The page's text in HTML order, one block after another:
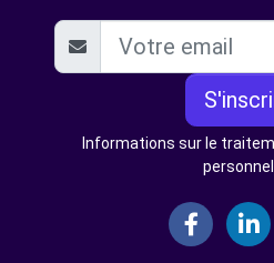
Informations sur le